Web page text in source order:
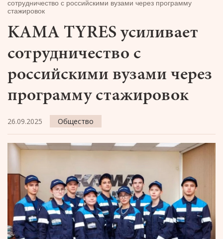
сотрудничество с российскими вузами через программу
стажировок
KAMA TYRES усиливает
сотрудничество с
российскими вузами через
программу стажировок
26.09.2025 Общество